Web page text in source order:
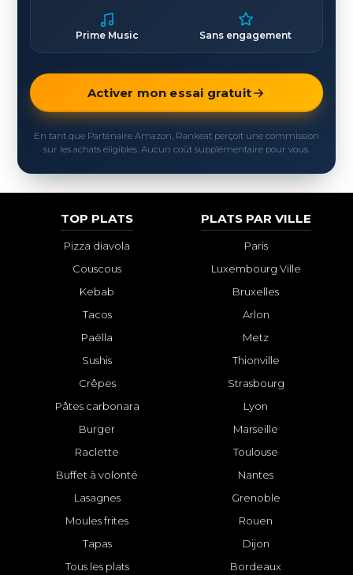
Prime Music Sans engagement
Activer mon essai gratuit
En tant que Partenaire Amazon, Rankeat perçoit une commission
sur les achats éligibles. Aucun coût supplémentaire pour vous.
TOP PLATS
Pizza diavola
Couscous
Kebab
Tacos
Paëlla
Sushis
Crêpes
Pâtes carbonara
Burger
Raclette
Buffet à volonté
Lasagnes
Moules frites
Tapas
Tous les plats
PLATS PAR VILLE
Paris
Luxembourg Ville
Bruxelles
Arlon
Metz
Thionville
Strasbourg
Lyon
Marseille
Toulouse
Nantes
Grenoble
Rouen
Dijon
Bordeaux